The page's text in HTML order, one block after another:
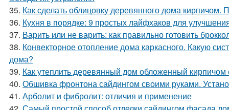
35. Как сделать облицовку деревянного дома
36. Кухня в порядке: 9 простых лайфхаков для
37. Варить или не варить: как правильно готовить
38. Конвекторное отопление дома каркасного. Какую
дома?
39. Как утеплить деревянный дом обложенный
40. Обшивка фронтона сайдингом своими руками.
41. Арболит и фибролит: отличия и применение